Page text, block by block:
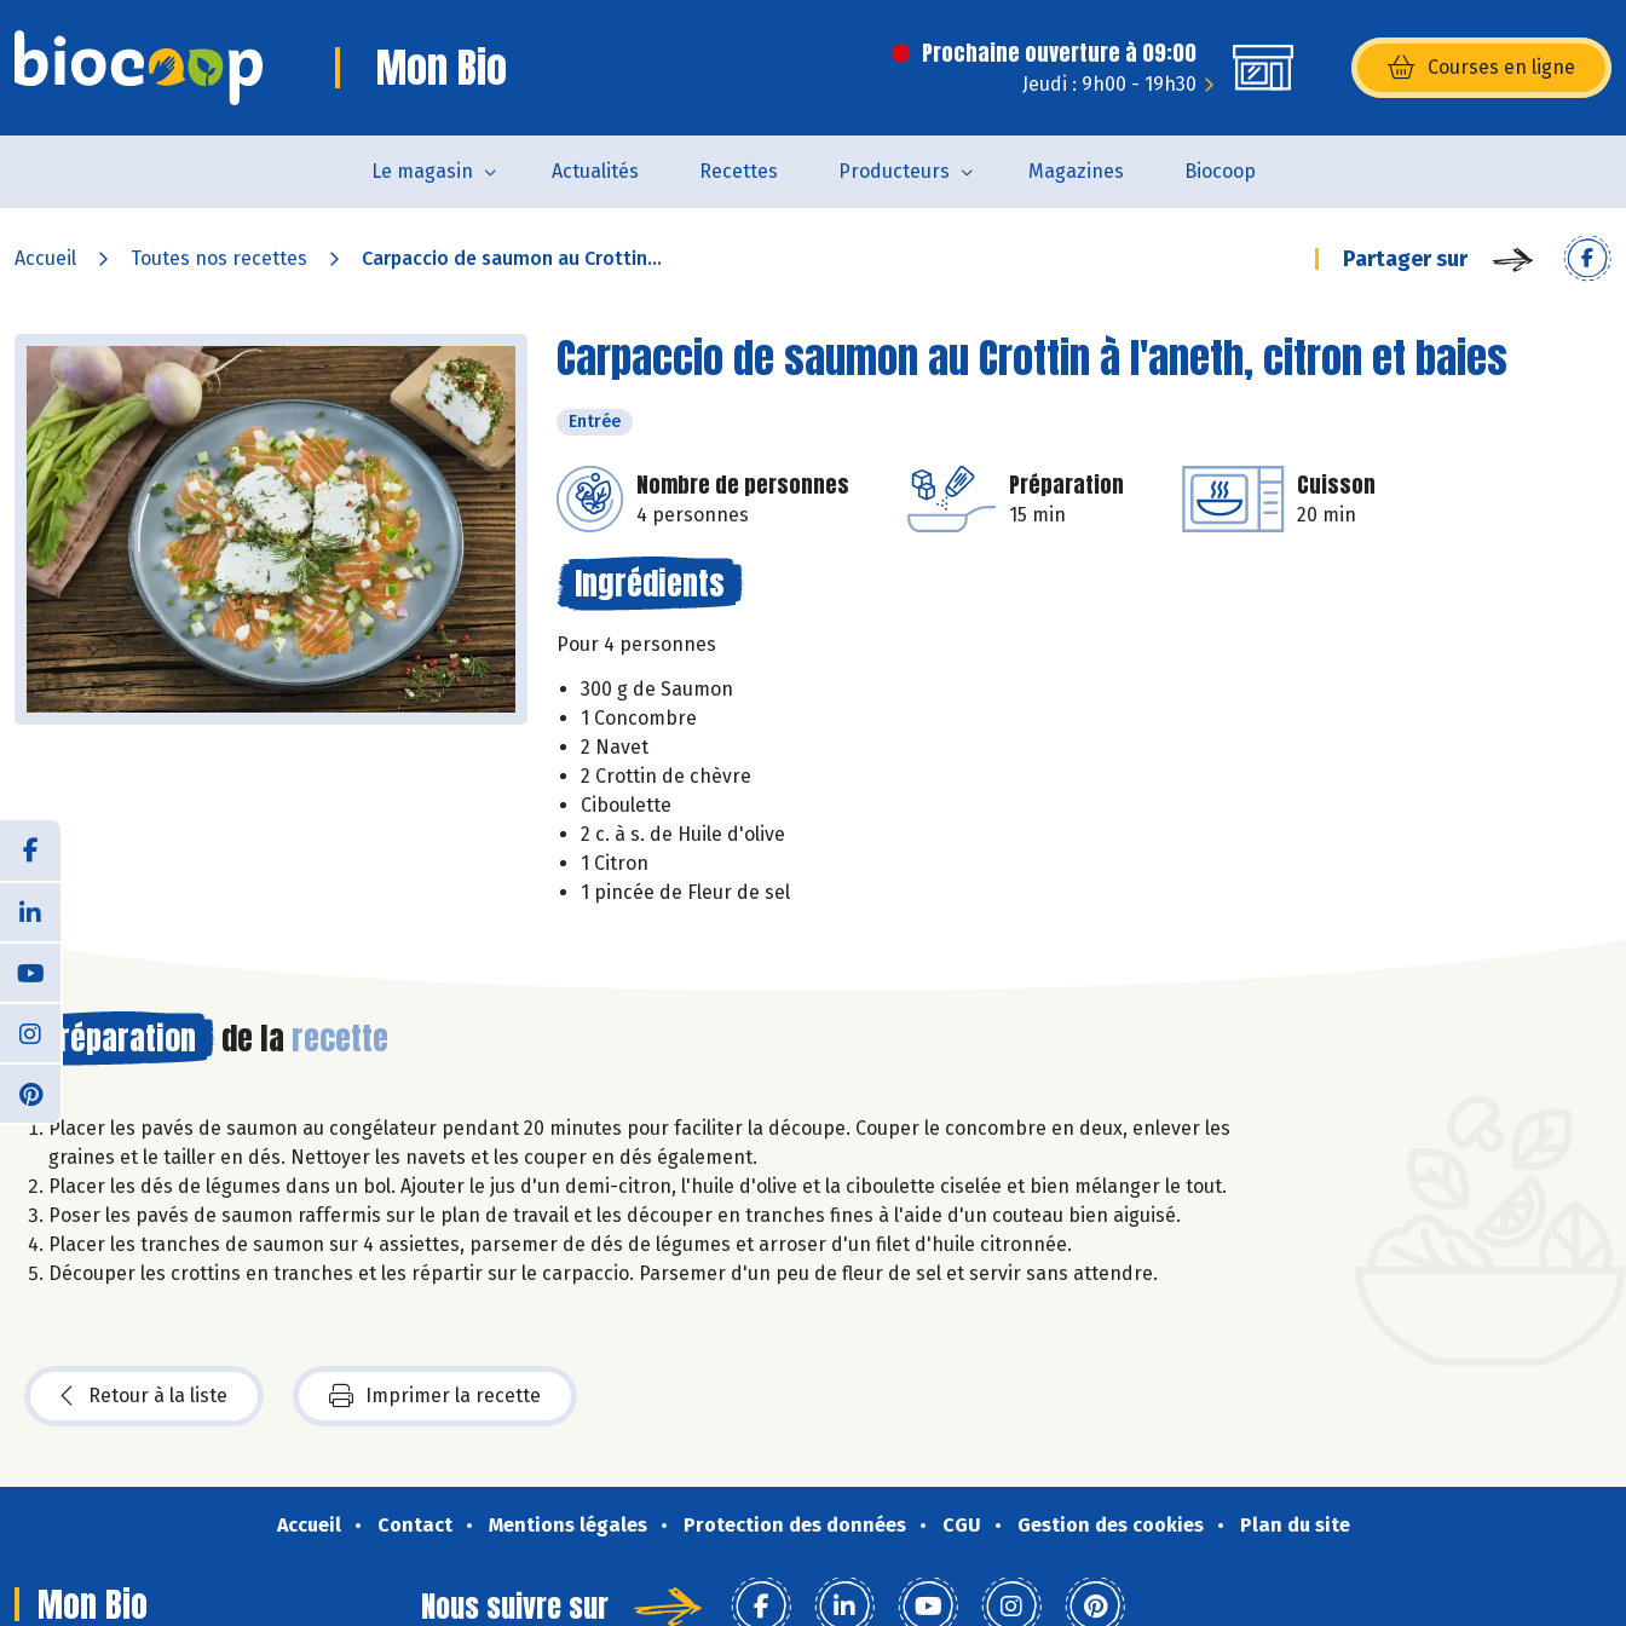
Mon Bio Prochaine ouverture à 09:00
Jeudi : 9h00 - 19h30
Courses en ligne
(s’ouvre dans une nouvelle
Le magasin Actualités Recettes Producteurs Magazines Biocoop
Accueil Toutes nos recettes Carpaccio de saumon au Crottin... Partager sur
Carpaccio de saumon au Crottin à l'aneth, citron et baies
Entrée
Nombre de personnes
4 personnes
Préparation
15 min
Cuisson
20 min
Ingrédients
Pour 4 personnes
300 g de Saumon
1 Concombre
2 Navet
2 Crottin de chèvre
Ciboulette
2 c. à s. de Huile d'olive
1 Citron
1 pincée de Fleur de sel
Préparation de la recette
Placer les pavés de saumon au congélateur pendant 20 minutes pour faciliter la découpe. Couper le concombre en deux, enlever les
graines et le tailler en dés. Nettoyer les navets et les couper en dés également.
Placer les dés de légumes dans un bol. Ajouter le jus d'un demi-citron, l'huile d'olive et la ciboulette ciselée et bien mélanger le tout.
Poser les pavés de saumon raffermis sur le plan de travail et les découper en tranches fines à l'aide d'un couteau bien aiguisé.
Placer les tranches de saumon sur 4 assiettes, parsemer de dés de légumes et arroser d'un filet d'huile citronnée.
Découper les crottins en tranches et les répartir sur le carpaccio. Parsemer d'un peu de fleur de sel et servir sans attendre.
Retour à la liste Imprimer la recette
Accueil Contact Mentions légales Protection des données CGU Gestion des cookies Plan du site
Mon Bio Nous suivre sur